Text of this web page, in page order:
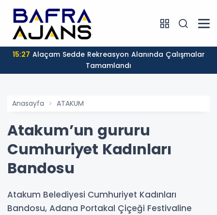
15:27
Tamamlandı
Anasayfa ATAKUM
Atakum’un gururu
Cumhuriyet Kadınları
Bandosu
Atakum Belediyesi Cumhuriyet Kadınları
Bandosu, Adana Portakal Çiçeği Festivaline